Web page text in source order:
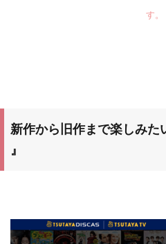
す。
新作から旧作まで楽しみた
』